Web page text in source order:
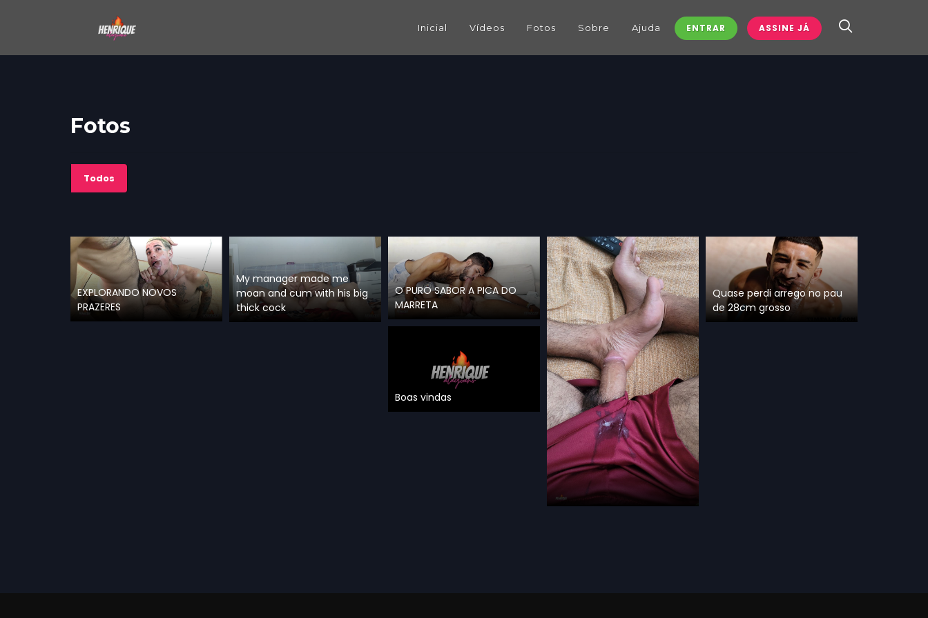
Inicial Vídeos Fotos Sobre Ajuda ENTRAR ASSINE JÁ
Fotos
Todos
EXPLORANDO NOVOS
PRAZERES
My manager made me
moan and cum with his big
thick cock
O PURO SABOR A PICA DO
MARRETA
Quase perdi arrego no pau
de 28cm grosso
Boas vindas